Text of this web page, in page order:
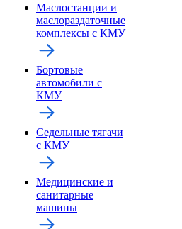
Маслостанции и
маслораздаточные
комплексы с КМУ
Бортовые
автомобили с
КМУ
Седельные тягачи
с КМУ
Медицинские и
санитарные
машины